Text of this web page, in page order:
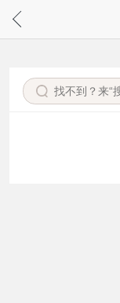
请通过微信或支付